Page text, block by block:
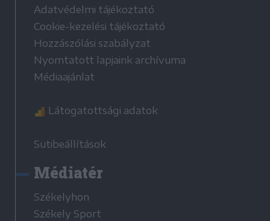
Adatvédelmi tájékoztató
Cookie-kezelési tájékoztató
Hozzászólási szabályzat
Nyomtatott lapjaink archívuma
Médiaajánlat
Látogatottsági adatok
Sütibeállítások
Médiatér
Székelyhon
Székely Sport